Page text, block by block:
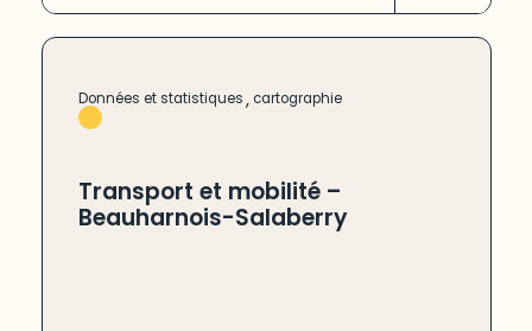
Données et statistiques, cartographie
Transport et mobilité –
Beauharnois-Salaberry